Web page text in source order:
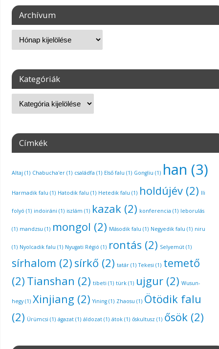
Archívum
Kategóriák
Címkék
Altaj (1) Chabucha'er(1) családfa (1) Első falu (1) Gongliu (1) han (3)
Harmadik falu (1) Hatodik falu (1) Hetedik falu (1) holdújév(2) Ili
folyó (1) indoiráni (1) iszlám (1) kazak(2) konferencia (1) leborulás
(1) mandzsu (1) mongol (2) Második falu (1) Negyedik falu (1) niru
(1) Nyolcadik falu (1) Nyugati Régió (1) rontás (2) Selyemút(1)
sírhalom (2) sírkő (2) tatár(1) Tekesi (1) temető
(2) Tianshan (2) tibeti (1) türk(1) ujgur(2) Wusun-
hegy(1) Xinjiang (2) Yining(1) Zhaosu (1) Ötödik falu
(2) Ürümcsi (1) ágazat(1) áldozat(1) átok(1) őskultusz (1) ősök(2)